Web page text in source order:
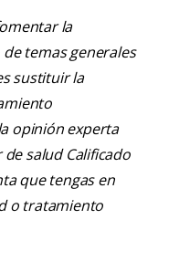
la
temas generales
sustituir la
opinión experta
salud Calificado
que tengas en
o tratamiento